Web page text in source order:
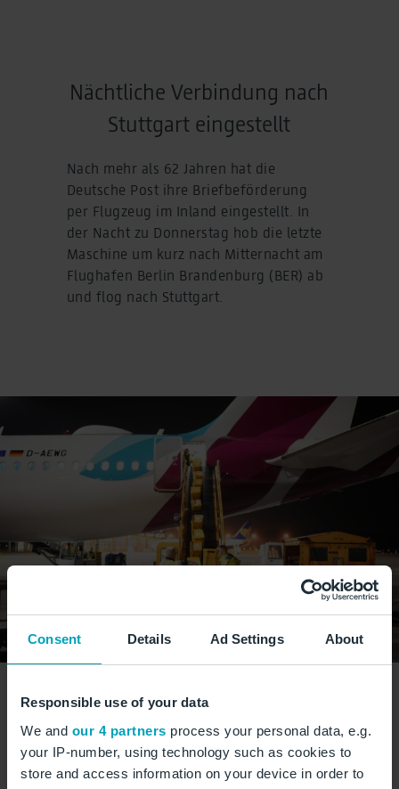
Consent Details Ad Settings About
Responsible use of your data
We and our 4 partners process your personal data, e.g.
your IP-number, using technology such as cookies to
store and access information on your device in order to
Nächtliche Verbindung nach
Stuttgart eingestellt
Nach mehr als 62 Jahren hat die
Deutsche Post ihre Briefbeförderung
per Flugzeug im Inland eingestellt. In
der Nacht zu Donnerstag hob die letzte
Maschine um kurz nach Mitternacht am
Flughafen Berlin Brandenburg (BER) ab
und flog nach Stuttgart.
Postflug um 0.30 Uhr in Richtung Stuttgart - die
Maschine aus Stuttgart landete gegen 1 Uhr nachts am
BER. Im gesamten Jahr 2023 gab es am BER 459
Postflüge zwischen Berlin und Stuttgart. Der